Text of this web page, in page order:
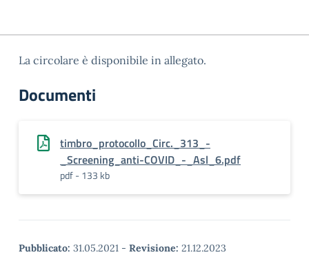
La circolare è disponibile in allegato.
Documenti
timbro_protocollo_Circ._313_-
_Screening_anti-COVID_-_Asl_6.pdf
pdf - 133 kb
Pubblicato: 31.05.2021 - Revisione: 21.12.2023